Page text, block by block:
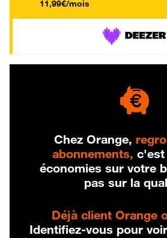
11,99€/mois
Chez Orange,
abonnements, c'est
économies sur votre
pas sur la
Déjà client Orange
Identifiez-vous pour